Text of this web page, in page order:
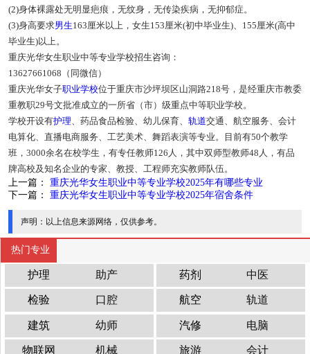
(2)身体裸露处无明显疤痕，无纹身，无传染疾病，无抑郁症。
(3)身高要求男生163厘米以上，女生153厘米(初中毕业生)、155厘米(高中
毕业生)以上。
重庆光华女生职业中等专业学校招生咨询：
13627661068（同微信）
重庆光华女子职业学校位于重庆市沙坪坝区山洞路218号，是经重庆市教委
重教职29号文批准成立的一所省（市）级重点中等职业学校。
学校开设有护理、药品食品检验、幼儿保育、 轨道交通、航空服务、会计
电算化、直播电商服务、工艺美术、舞蹈表演等专业。目前有50个教学
班，3000余名在校学生，有专任教师126人，其中双师型教师48人，有品
牌高校及知名企业的专家、教授、工程师充实教师队伍。
上一篇： 重庆光华女生职业中等专业学校2025年有哪些专业
下一篇： 重庆光华女生职业中等专业学校2025年宿舍条件
声明： 以上信息来源网络，仅供参考。
热门专业
护理 助产 药剂 中医
检验 口腔 航空 轨道
建筑 幼师 汽修 电脑
物联网 机械 旅游 会计